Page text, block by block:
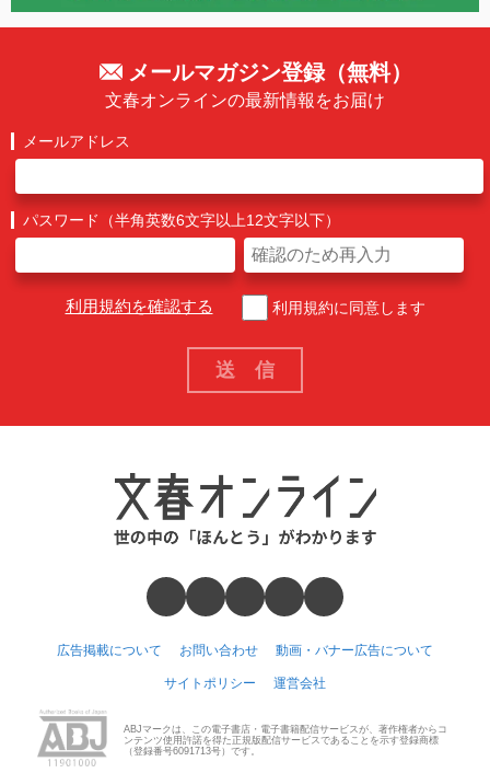
メールマガジン登録（無料）
文春オンラインの最新情報をお届け
メールアドレス
パスワード（半角英数6文字以上12文字以下）
利用規約を確認する 利用規約に同意します
広告掲載について お問い合わせ 動画・バナー広告について
サイトポリシー 運営会社
ABJマークは、この電子書店・電子書籍配信サービスが、著作権者からコ
ンテンツ使用許諾を得た正規版配信サービスであることを示す登録商標
（登録番号6091713号）です。